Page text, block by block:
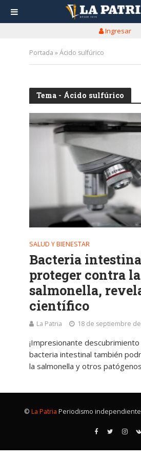
Ingresar
Portada »Ácido sulfúrico
Tema - Ácido sulfúrico
SALUD Y BIENESTAR
Bacteria
proteger contra la
salmonella,
científico
La Patria 18 de septiembre
¡Impresionante
bacteria intestinal también
la salmonella y otros
© La Patria Periodismo